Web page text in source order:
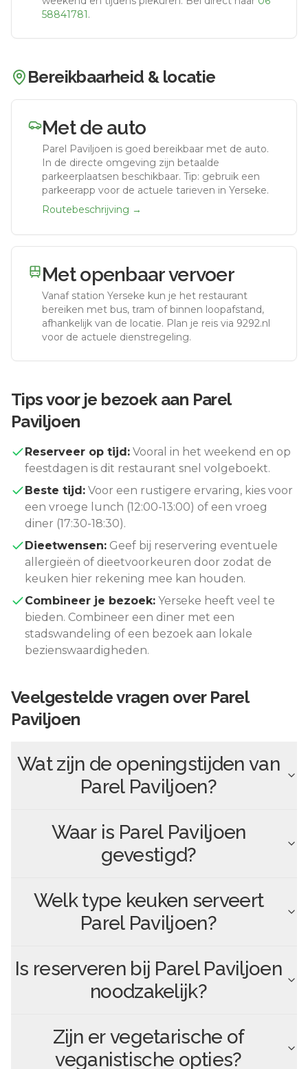
58841781.
Bereikbaarheid & locatie
Met de auto
Parel Paviljoen is goed bereikbaar met de auto.
In de directe omgeving zijn betaalde
parkeerplaatsen beschikbaar. Tip: gebruik een
parkeerapp voor de actuele tarieven in Yerseke.
Routebeschrijving →
Met openbaar vervoer
Vanaf station Yerseke kun je het restaurant
bereiken met bus, tram of binnen loopafstand,
afhankelijk van de locatie. Plan je reis via 9292.nl
voor de actuele dienstregeling.
Tips voor je bezoek aan Parel
Paviljoen
Reserveer op tijd: Vooral in het weekend en op
feestdagen is dit restaurant snel volgeboekt.
Beste tijd: Voor een rustigere ervaring, kies voor
een vroege lunch (12:00-13:00) of een vroeg
diner (17:30-18:30).
Dieetwensen: Geef bij reservering eventuele
allergieën of dieetvoorkeuren door zodat de
keuken hier rekening mee kan houden.
Combineer je bezoek: Yerseke heeft veel te
bieden. Combineer een diner met een
stadswandeling of een bezoek aan lokale
bezienswaardigheden.
Veelgestelde vragen over Parel
Paviljoen
Wat zijn de openingstijden van
Parel Paviljoen?
Waar is Parel Paviljoen
gevestigd?
Welk type keuken serveert
Parel Paviljoen?
Is reserveren bij Parel Paviljoen
noodzakelijk?
Zijn er vegetarische of
veganistische opties?